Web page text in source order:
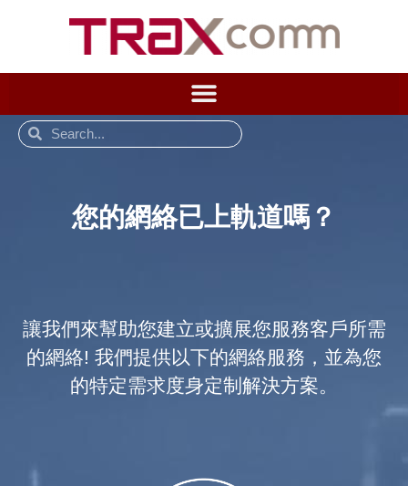
您的網絡已上軌道嗎？
讓我們來幫助您建立或擴展您服務客戶所需
的網絡! 我們提供以下的網絡服務，並為您
的特定需求度身定制解決方案。